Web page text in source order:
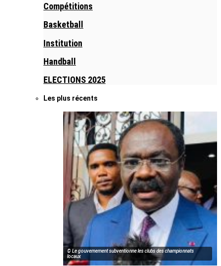
Compétitions
Basketball
Institution
Handball
ELECTIONS 2025
Les plus récents
© Le gouvernement subventionne les clubs des championnats
locaux